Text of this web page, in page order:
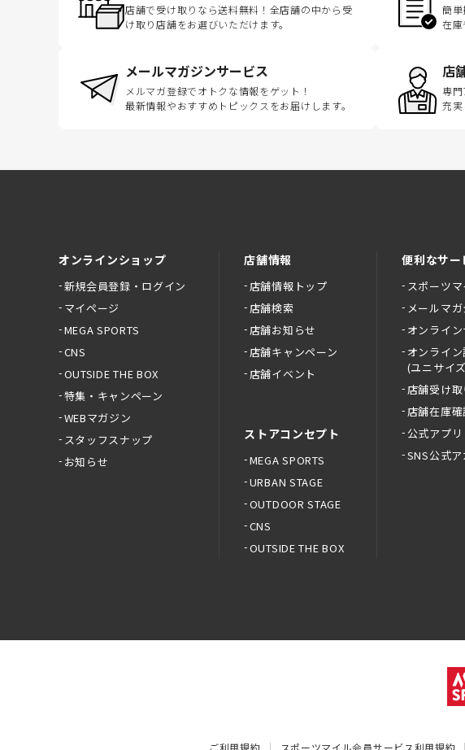
店舗で受け取りなら送料無料！全店舗の中から受
け取り店舗をお選びいただけます。
簡
在庫
メールマガジンサービス
メルマガ登録でオトクな情報をゲット！
最新情報やおすすめトピックスをお届けします。
店
専門
充実
オンラインショップ
新規会員登録・ログイン
マイページ
MEGA SPORTS
CNS
OUTSIDE THE BOX
特集・キャンペーン
WEBマガジン
スタッフスナップ
お知らせ
店舗情報
店舗情報トップ
店舗検索
店舗お知らせ
店舗キャンペーン
店舗イベント
ストアコンセプト
MEGA SPORTS
URBAN STAGE
OUTDOOR STAGE
CNS
OUTSIDE THE BOX
便利なサ
スポーツ
メールマ
オンライ
オンライ
(ユニサイ
店舗受け
店舗在庫
公式アプリ
SNS公式
ご利用規約 スポーツマイル会員サービス利用規約